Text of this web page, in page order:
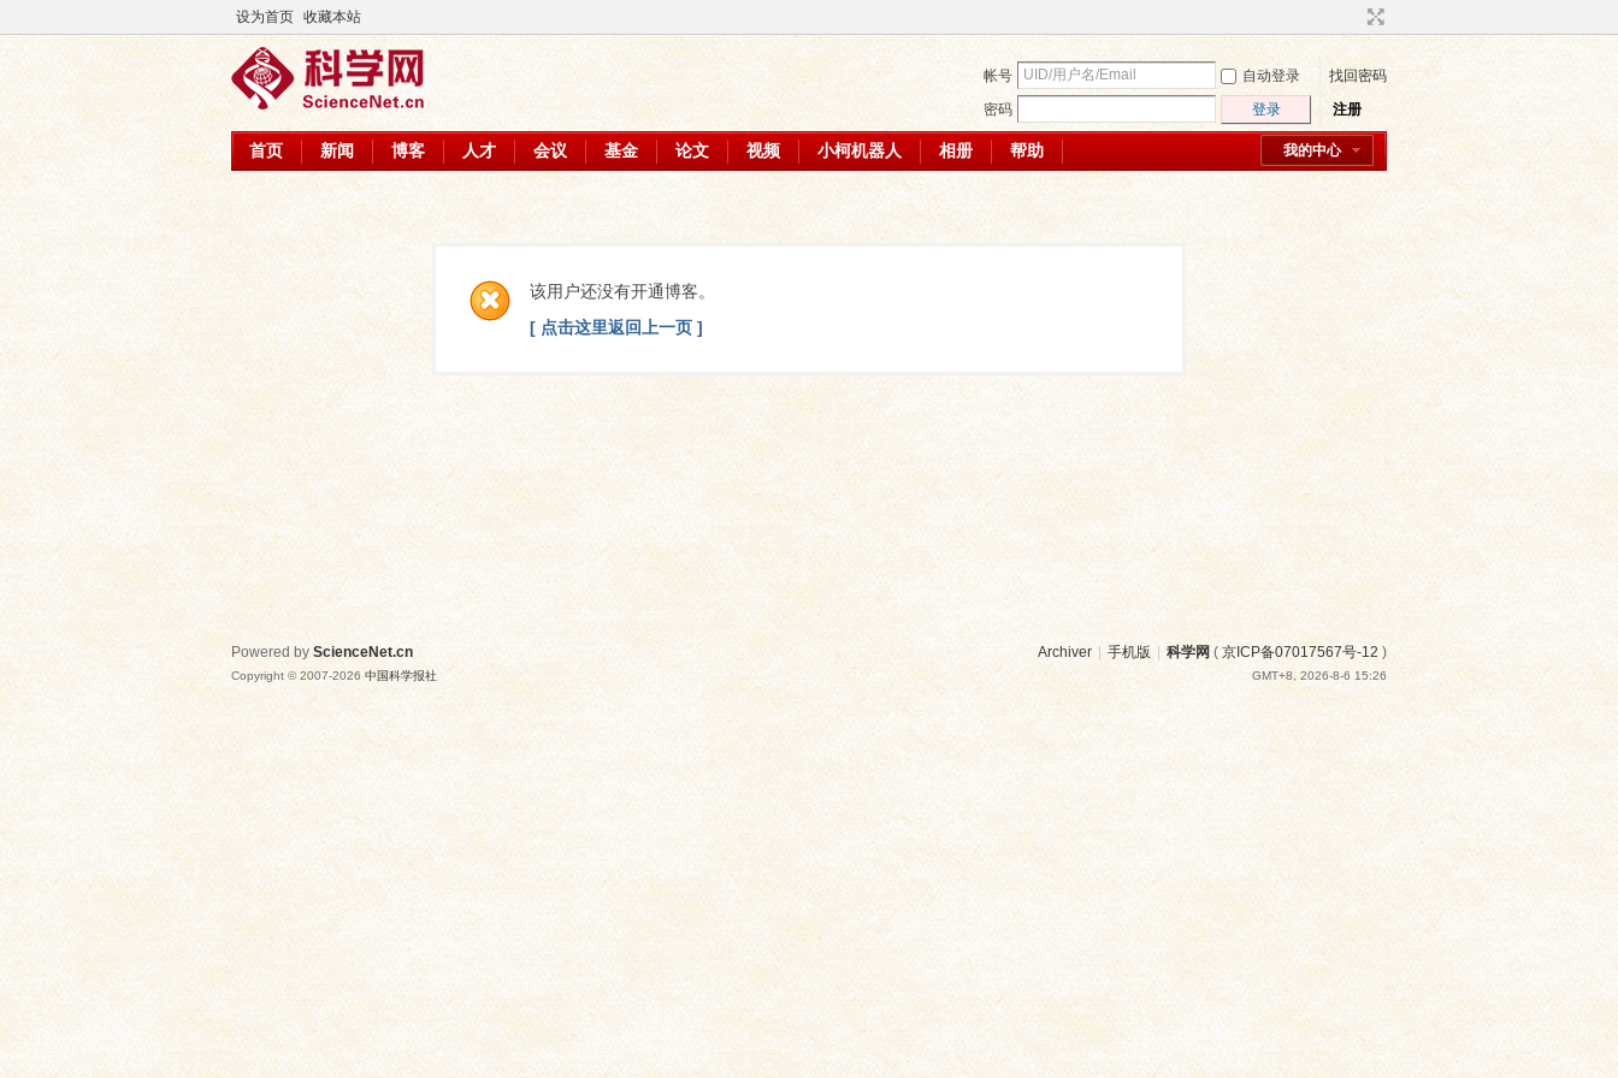
设为首页 收藏本站
帐号 自动登录
找回密码
密码
登录 注册
我的中心
首页 新闻 博客 人才 会议 基金 论文 视频 小柯机器人 相册 帮助
该用户还没有开通博客。
[ 点击这里返回上一页 ]
Archiver 手机版 科学网 (京ICP备07017567号-12 )
GMT+8, 2026-8-6 15:26
Powered by ScienceNet.cn
Copyright © 2007-2026中国科学报社